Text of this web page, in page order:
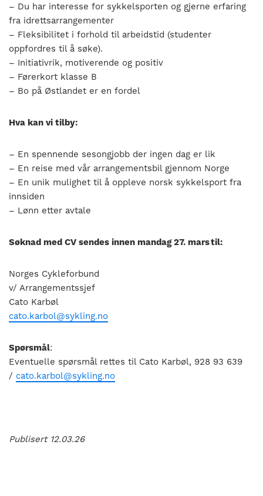
– Du har interesse for sykkelsporten og gjerne erfaring
fra idrettsarrangementer
– Fleksibilitet i forhold til arbeidstid (studenter
oppfordres til å søke).
– Initiativrik, motiverende og positiv
– Førerkort klasse B
– Bo på Østlandet er en fordel
Hva kan vi tilby:
– En spennende sesongjobb der ingen dag er lik
– En reise med vår arrangementsbil gjennom Norge
– En unik mulighet til å oppleve norsk sykkelsport fra
innsiden
– Lønn etter avtale
Søknad med CV sendes innen mandag 27. mars til:
Norges Cykleforbund
v/ Arrangementssjef
Cato Karbøl
cato.karbol@sykling.no
Spørsmål:
Eventuelle spørsmål rettes til Cato Karbøl, 928 93 639
/ cato.karbol@sykling.no
Publisert 12.03.26